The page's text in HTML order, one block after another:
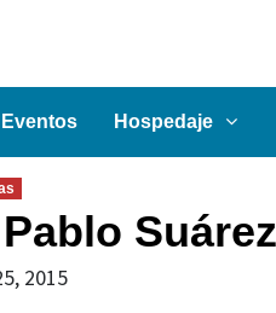
Eventos Hospedaje
2015